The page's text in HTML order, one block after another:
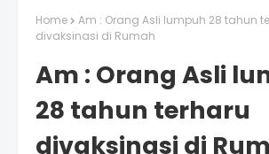
Home
Am : Orang Asli lumpuh 28 tahun
divaksinasi di Rumah
Am : Orang Asli
28 tahun terharu
divaksinasi di